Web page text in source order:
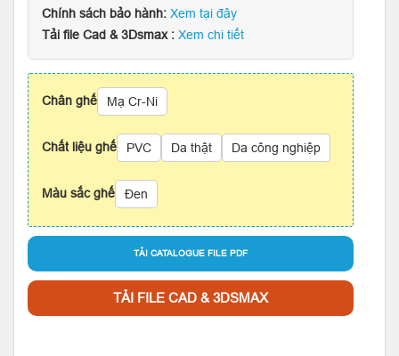
Chính sách bảo hành: Xem tại đây
Tải file Cad & 3Dsmax : Xem chi tiết
Chân ghế Mạ Cr-Ni
Chất liệu ghế PVC Da thật Da công nghiệp
Màu sắc ghế Đen
TẢI CATALOGUE FILE PDF
TẢI FILE CAD & 3DSMAX